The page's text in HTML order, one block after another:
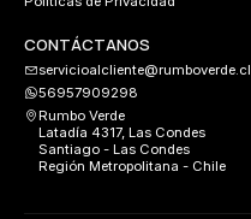
CONTÁCTANOS
servicioalcliente@rumboverde.cl
56957909298
Rumbo Verde
Latadía 4317, Las Condes
Santiago - Las Condes
Región Metropolitana - Chile